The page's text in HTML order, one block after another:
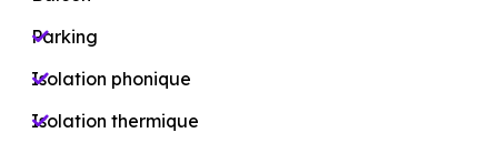
Parking
Isolation phonique
Isolation thermique